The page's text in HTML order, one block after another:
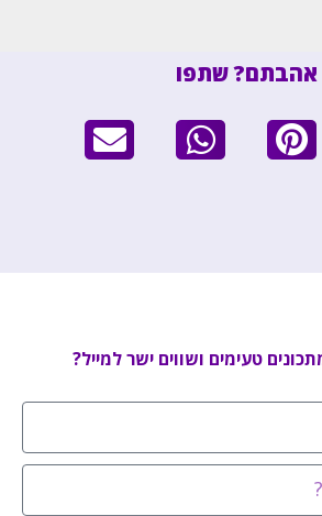
אהבתם? שתפו
טעימים ושווים ישר למייל?